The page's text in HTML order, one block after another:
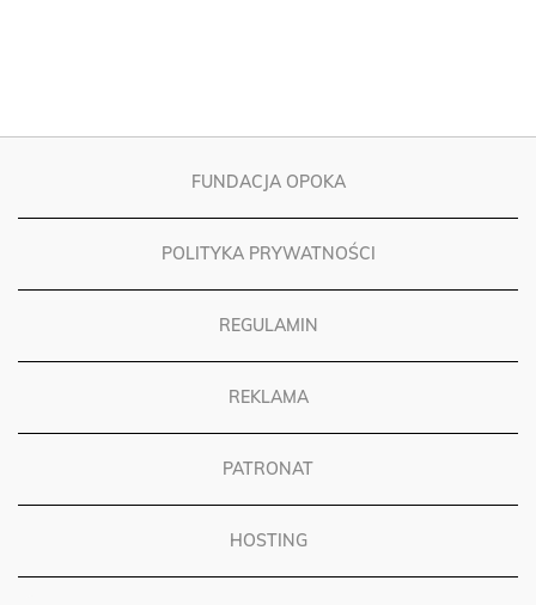
FUNDACJA OPOKA
POLITYKA PRYWATNOŚCI
REGULAMIN
REKLAMA
PATRONAT
HOSTING